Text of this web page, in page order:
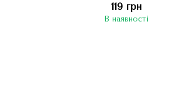
119 грн
В наявності